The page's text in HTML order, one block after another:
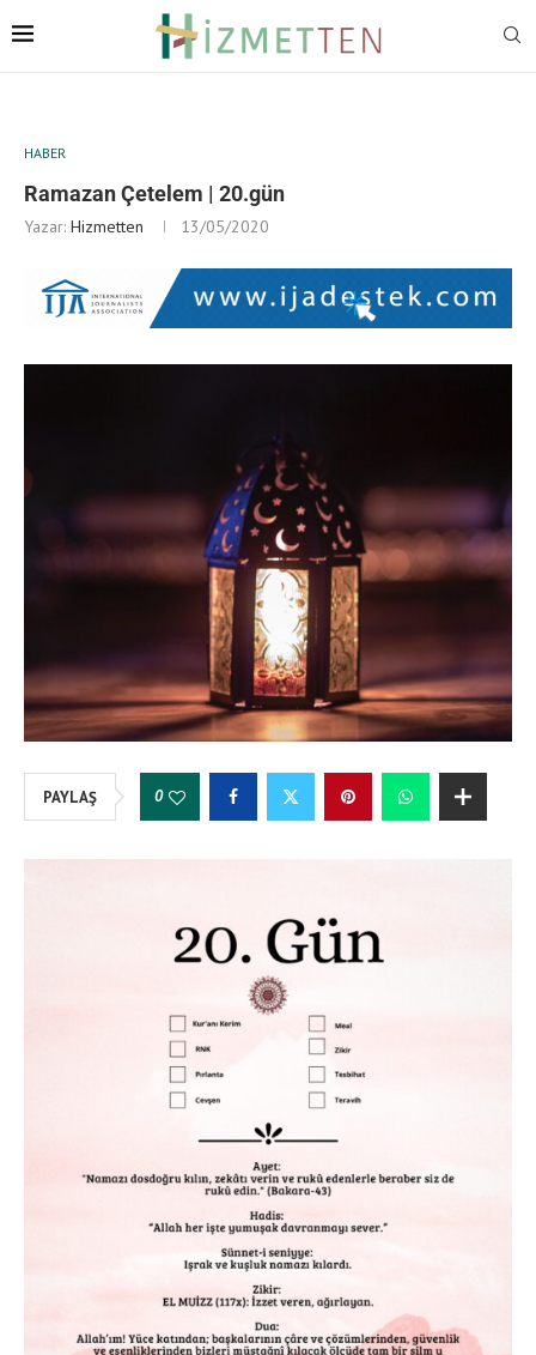
HABER
Ramazan Çetelem | 20.gün
Yazar: Hizmetten 13/05/2020
PAYLAŞ 0